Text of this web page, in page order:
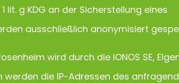
g KDG an der Sicherstellung eines
ausschließlich anonymisiert
wird durch die IONOS SE,
werden die IP-Adressen des